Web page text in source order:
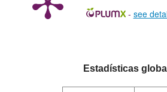
- see
Estadísticas